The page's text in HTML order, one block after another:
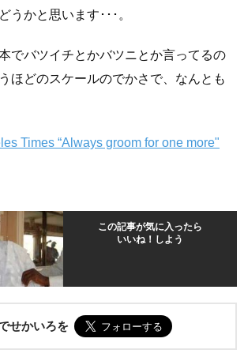
うかと思います･･･。
でバツイチとかバツニとか言ってるの
ほどのスケールのでかさで、なんとも
Times “Always groom for one more"
この記事が気に入ったら
いいね！しよう
せかいろを